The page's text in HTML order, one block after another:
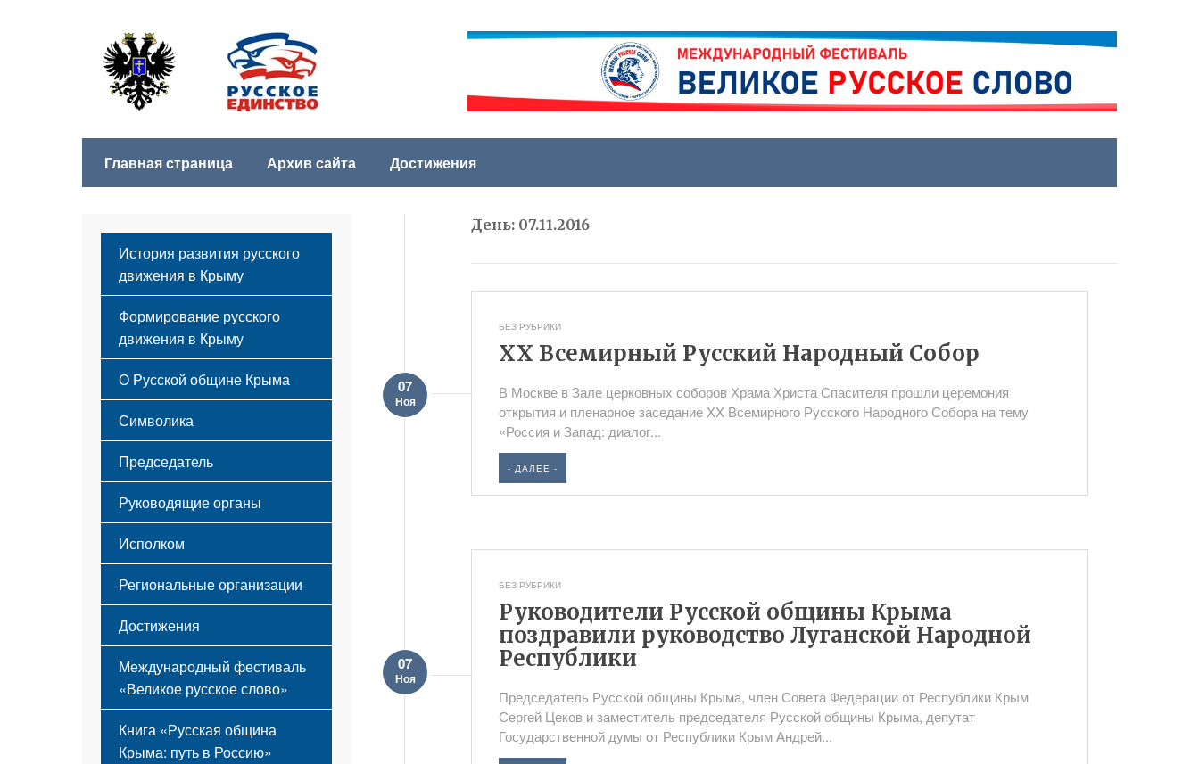
Главная страница Архив сайта Достижения
День: 07.11.2016
БЕЗ РУБРИКИ
XX Всемирный Русский Народный Собор
07
Ноя
В Москве в Зале церковных соборов Храма Христа Спасителя прошли церемония
открытия и пленарное заседание XX Всемирного Русского Народного Собора на тему
«Россия и Запад: диалог...
- ДАЛЕЕ -
БЕЗ РУБРИКИ
Руководители Русской общины Крыма
поздравили руководство Луганской Народной
Республики
07
Ноя
Председатель Русской общины Крыма, член Совета Федерации от Республики Крым
Сергей Цеков и заместитель председателя Русской общины Крыма, депутат
Государственной думы от Республики Крым Андрей...
История развития русского
движения в Крыму
Формирование русского
движения в Крыму
Русский Крым
О Русской общине Крыма
Этапы становления
Принципы деятельности
Структура
Мероприятия
Символика
Флаг
Герб
Гимн
Председатель
Руководящие органы
Исполком
Региональные организации
Достижения
Международный фестиваль
«Великое русское слово»
Книга «Русская община
Крыма: путь в Россию»